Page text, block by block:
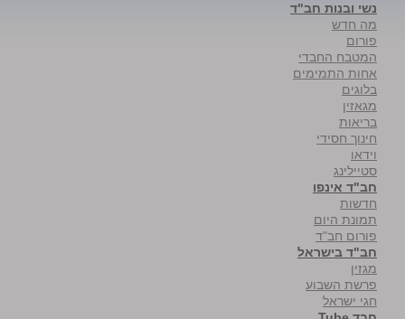
נשי ובנות חב"ד
מה חדש
פורום
המטבח החבדי
אחות התמימים
בלוגים
מגאזין
בריאות
חינוך חסידי
וידאו
סטיילינג
חב"ד אינפו
חדשות
תמונת היום
פורום חב"ד
חב"ד בישראל
מגזין
פרשת השבוע
חגי ישראל